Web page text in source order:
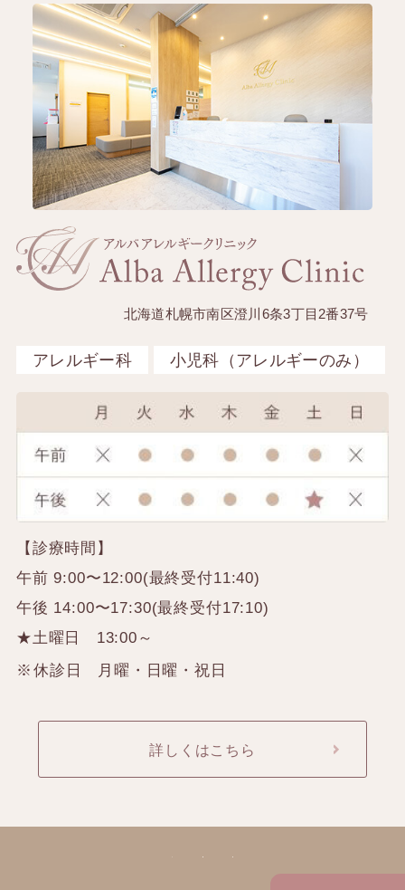
北海道札幌市南区澄川6条3丁目2番37号
アレルギー科 小児科（アレルギーのみ）
【診療時間】
午前 9:00〜12:00(最終受付11:40)
午後 14:00〜17:30(最終受付17:10)
★土曜日 13:00～
休診日 月曜・日曜・祝日
詳しくはこちら